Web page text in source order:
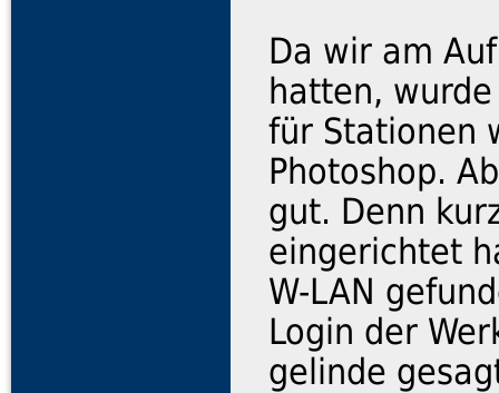
Da wir am
hatten,
für Stationen
Photoshop.
gut. Denn
eingerichtet
W-LAN
Login der
gelinde